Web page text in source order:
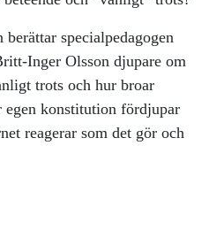
specialpedagogen
Inger Olsson djupare om
trots och hur broar
konstitution fördjupar
reagerar som det gör och